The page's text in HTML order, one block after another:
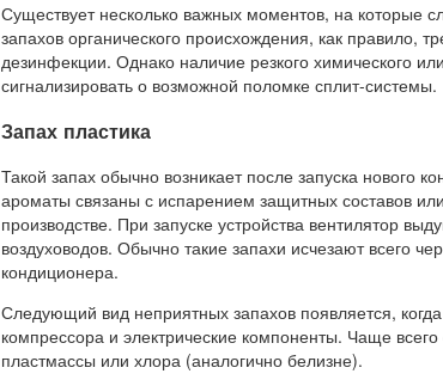
Существует несколько важных моментов, на которые
запахов органического происхождения, как правило,
дезинфекции. Однако наличие резкого химического
сигнализировать о возможной поломке сплит-системы.
Запах пластика
Такой запах обычно возникает после запуска нового
ароматы связаны с испарением защитных составов
производстве. При запуске устройства вентилятор
воздуховодов. Обычно такие запахи исчезают всего
кондиционера.
Следующий вид неприятных запахов появляется,
компрессора и электрические компоненты. Чаще
пластмассы или хлора (аналогично белизне).